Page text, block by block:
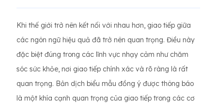
Khi thế giới trở nên kết nối với nhau hơn, giao tiếp giữa
các ngôn ngữ hiệu quả đã trở nên quan trọng. Điều này
đặc biệt đúng trong các lĩnh vực nhạy cảm như chăm
sóc sức khỏe, nơi giao tiếp chính xác và rõ ràng là rất
quan trọng. Bản dịch biểu mẫu đồng ý được thông báo
là một khía cạnh quan trọng của giao tiếp trong các cơ